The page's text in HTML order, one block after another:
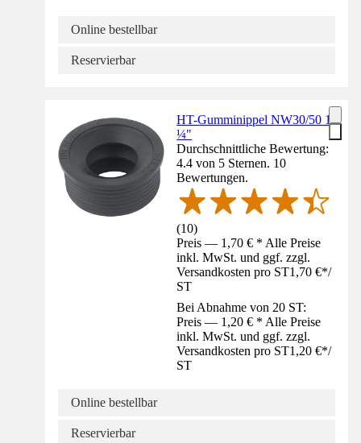
Online bestellbar
Reservierbar
HT-Gumminippel NW30/50 1
¼"
Durchschnittliche Bewertung:
4.4 von 5 Sternen. 10
Bewertungen.
(10)
Preis — 1,70 € * Alle Preise
inkl. MwSt. und ggf. zzgl.
Versandkosten pro ST1,70 €*/
ST
Bei Abnahme von 20 ST:
Preis — 1,20 € * Alle Preise
inkl. MwSt. und ggf. zzgl.
Versandkosten pro ST1,20 €*/
ST
Online bestellbar
Reservierbar